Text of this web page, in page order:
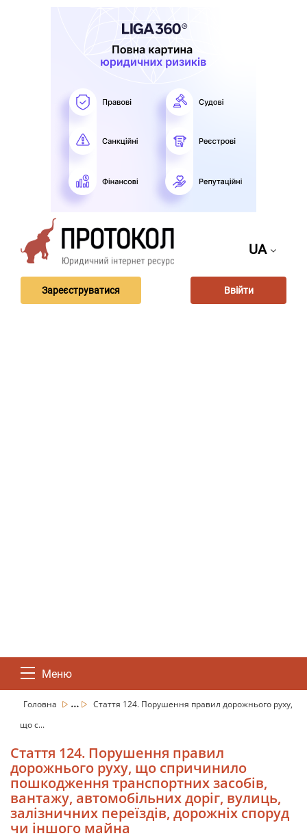
UA
Зареєструватися Ввійти
Меню
Головна ...
Стаття 124. Порушення правил дорожнього руху,
що с...
Стаття 124. Порушення правил
дорожнього руху, що спричинило
пошкодження транспортних засобів,
вантажу, автомобільних доріг, вулиць,
залізничних переїздів, дорожніх споруд
чи іншого майна